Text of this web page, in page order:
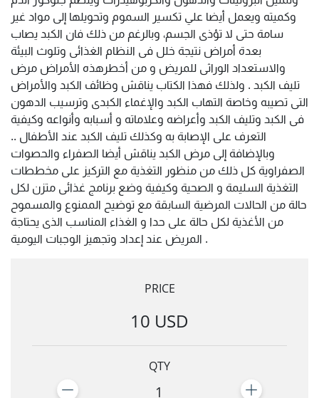
وكميته ويعمل أيضا علي تكسير السموم وتحويلها إلى مواد غير
سامة حتى لا تؤذى الجسم، وبالرغم من ذلك فان الكبد يصاب
بعدة أمراض نتيجة خلل فى النظام الغذائى وتلوث البيئة
والاستعداد الوراثى للمريض و من أخطرهذه الأمراض مرض
تليف الكبد . ولذلك فهذا الكتاب يناقش وظائف الكبد والأمراض
التى تصيبه وخاصة التهاب الكبد والإغماء الكبدى وترسيب الدهون
فى الكبد وتليف الكبد وأعراضه وعلاماته و أسبابه وأنواعه وكيفية
التعرف على الإصابة به وكذلك تليف الكبد عند الأطفال ..
وبالإضافة إلى مرض الكبد يناقش أيضا الصفراء والحصوات
الصفراوية كل ذلك من منظور التغذية مع التركيز على مخططات
التغذية السليمة و الصحية وكيفية وضع برنامج غذائى متزن لكل
حالة من الحالات المرضية السابقة مع توضيح الممنوع والمسموح
من الأغذية لكل حالة على حدا و الغذاء المناسب الذى يحتاجة
المريض عند إعداد وتجهيز الوجبات اليومية .
PRICE
10 USD
QTY
1